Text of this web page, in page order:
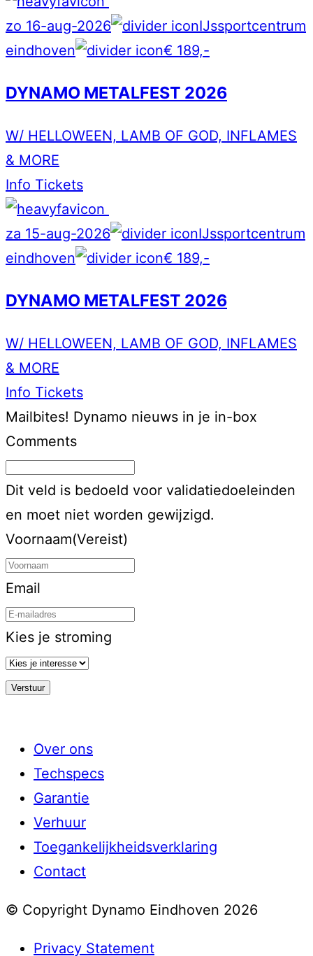
zo 16-aug-2026
IJssportcentrum
eindhoven
€ 189,-
DYNAMO METALFEST 2026
W/ HELLOWEEN, LAMB OF GOD, INFLAMES
& MORE
Info Tickets
za 15-aug-2026
IJssportcentrum
eindhoven
€ 189,-
DYNAMO METALFEST 2026
W/ HELLOWEEN, LAMB OF GOD, INFLAMES
& MORE
Info Tickets
Mailbites! Dynamo nieuws in je in-box
Comments
Dit veld is bedoeld voor validatiedoeleinden
en moet niet worden gewijzigd.
Voornaam(Vereist)
Email
Kies je stroming
Over ons
Techspecs
Garantie
Verhuur
Toegankelijkheidsverklaring
Contact
© Copyright Dynamo Eindhoven 2026
Privacy Statement